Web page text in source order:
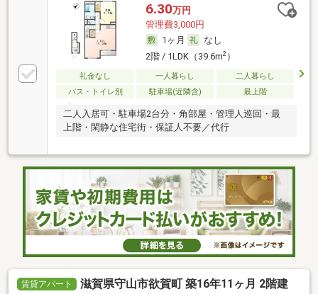
6.30万円
管理費3,000円
1ヶ月
なし
2階 / 1LDK（39.6m2）
礼金なし 一人暮らし
二人暮らし
バス・トイレ別
駐車場(近隣含) 最上階
二人入居可・駐車場2台分・角部屋・管理人巡回・最
上階・閑静な住宅街・保証人不要／代行
賃貸アパート 滋賀県守山市欲賀町 築16年11ヶ月 2階建